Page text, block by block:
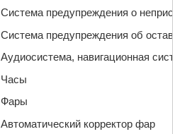
Система предупреждения о
Система предупреждения об
Аудиосистема, навигационная
Часы
Фары
Автоматический корректор фар